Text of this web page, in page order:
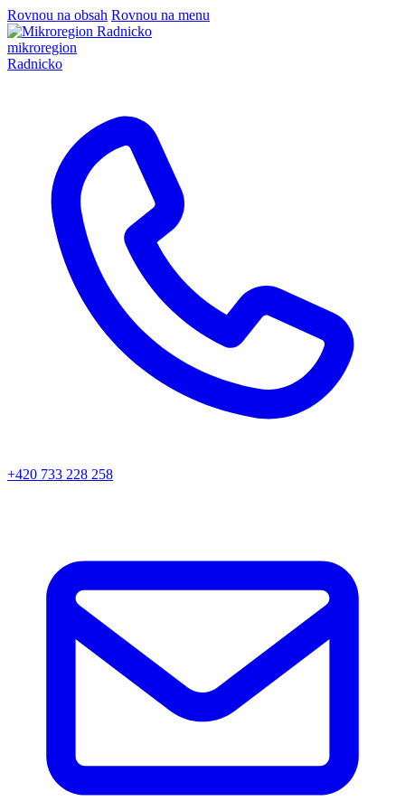
Rovnou na obsah Rovnou na menu
mikroregion
Radnicko
+420 733 228 258